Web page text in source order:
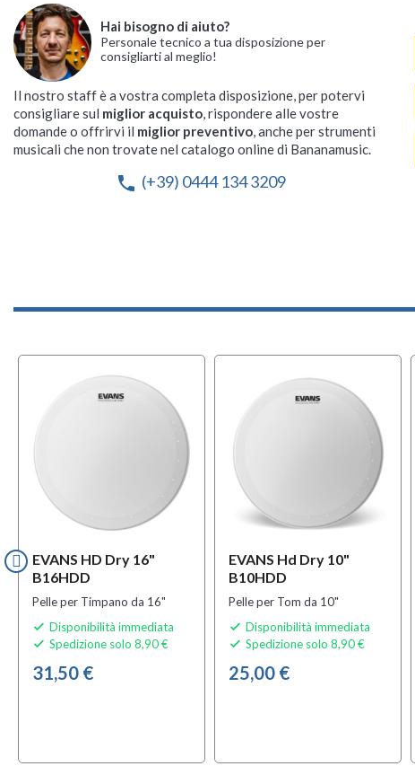
Hai bisogno di aiuto?
Personale tecnico a tua disposizione per
consigliarti al meglio!
Il nostro staff è a vostra completa disposizione, per potervi
consigliare sul miglior acquisto, rispondere alle vostre
domande o offrirvi il miglior preventivo, anche per strumenti
musicali che non trovate nel catalogo online di Bananamusic.
phone (+39) 0444 134 3209
EVANS HD Dry 16"
B16HDD
Pelle per Timpano da 16"
 Disponibilità immediata
 Spedizione solo 8,90 €
31,50 €
EVANS Hd Dry 10"
B10HDD
Pelle per Tom da 10"
 Disponibilità immediata
 Spedizione solo 8,90 €
25,00 €